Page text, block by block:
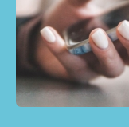
Folders
Contact